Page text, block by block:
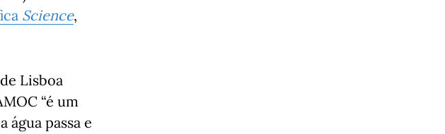
Science,
Lisboa
“é um
água passa e